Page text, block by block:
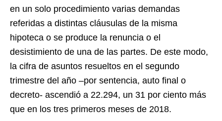
en un solo procedimiento varias demandas
referidas a distintas cláusulas de la misma
hipoteca o se produce la renuncia o el
desistimiento de una de las partes. De este modo,
la cifra de asuntos resueltos en el segundo
trimestre del año –por sentencia, auto final o
decreto- ascendió a 22.294, un 31 por ciento más
que en los tres primeros meses de 2018.